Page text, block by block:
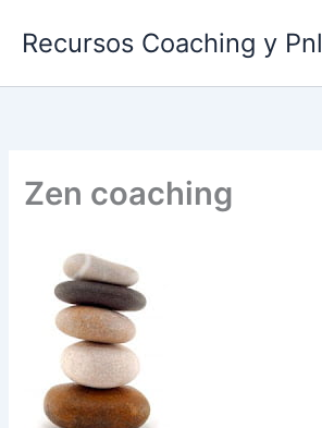
Recursos Coaching y Pnl
Zen coaching